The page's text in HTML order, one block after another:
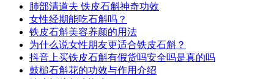
肺部清道夫 铁皮石斛神奇功效
女性经期能吃石斛吗？
铁皮石斛美容养颜的用法
为什么说女性朋友更适合铁皮石斛？
抖音上买铁皮石斛有假货吗安全吗是真的吗
鼓槌石斛花的功效与作用介绍